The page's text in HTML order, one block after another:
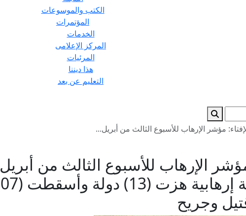
الكتب والموسوعات
المؤتمرات
الخدمات
المركز الإعلامى
المرئيات
هذا ديننا
التعليم عن بعد
مؤشر الإرهاب للأسبوع الثالث من أبريل...
الإرهاب للأسبوع الثالث من أبريل
وجريح